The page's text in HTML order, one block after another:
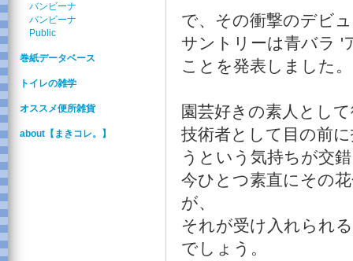
バンビーナ
バンビーナ
Public
巻紙データベース
トイレの雑学
オススメ便所雑貨
about【まきコレ。】
で、その衝撃のデビ
サントリーは青バラ '
ことを発表しました。
園芸好きの素人とし
技術者として目の前
うという気持ちが交
今ひとつ素直にその
が、
それが受け入れられ
でしょう。